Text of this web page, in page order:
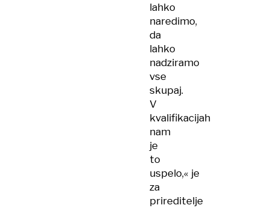
lahko
naredimo,
da
lahko
nadziramo
vse
skupaj.
V
kvalifikacijah
nam
je
to
uspelo,« je
za
prireditelje